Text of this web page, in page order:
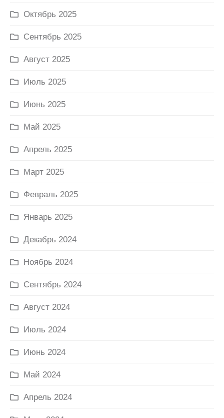
Октябрь 2025
Сентябрь 2025
Август 2025
Июль 2025
Июнь 2025
Май 2025
Апрель 2025
Март 2025
Февраль 2025
Январь 2025
Декабрь 2024
Ноябрь 2024
Сентябрь 2024
Август 2024
Июль 2024
Июнь 2024
Май 2024
Апрель 2024